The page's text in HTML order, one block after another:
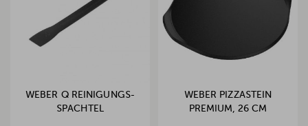
WEBER Q REINIGUNGS-
SPACHTEL
WEBER PIZZASTEIN
PREMIUM, 26 CM